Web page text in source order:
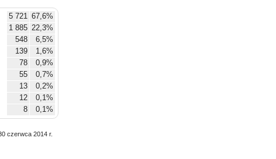
5 721 67,6%
1 885 22,3%
548
6,5%
139
1,6%
78
0,9%
55
0,7%
13
0,2%
12
0,1%
8 0,1%
czerwca 2014 r.